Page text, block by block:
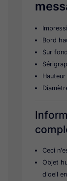
Tirelire
Boule à neige
Divers Bord
Sur
Ceci
Objet
d'oeil